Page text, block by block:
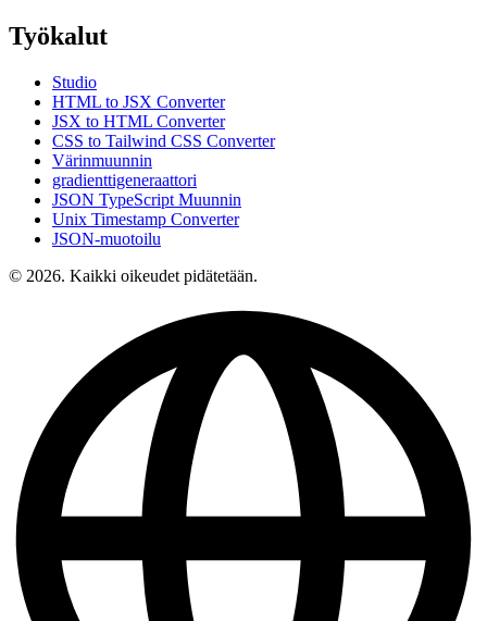
Työkalut
Studio
HTML to JSX Converter
JSX to HTML Converter
CSS to Tailwind CSS Converter
Värinmuunnin
gradienttigeneraattori
JSON TypeScript Muunnin
Unix Timestamp Converter
JSON-muotoilu
© 2026. Kaikki oikeudet pidätetään.